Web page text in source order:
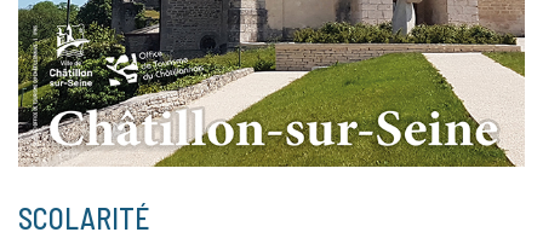
SCOLARITÉ